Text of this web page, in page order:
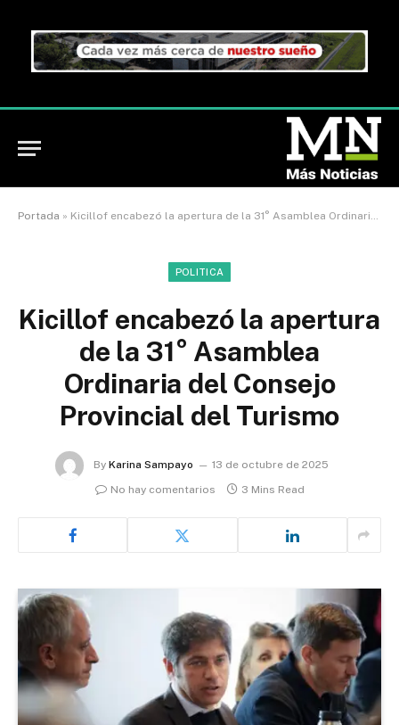
Portada » Kicillof encabezó la apertura de la 31° Asamblea Ordinaria del Consejo Provincial del Turismo
POLITICA
Kicillof encabezó la apertura
de la 31° Asamblea
Ordinaria del Consejo
Provincial del Turismo
By Karina Sampayo
13 de octubre de 2025
No hay comentarios
3 Mins Read